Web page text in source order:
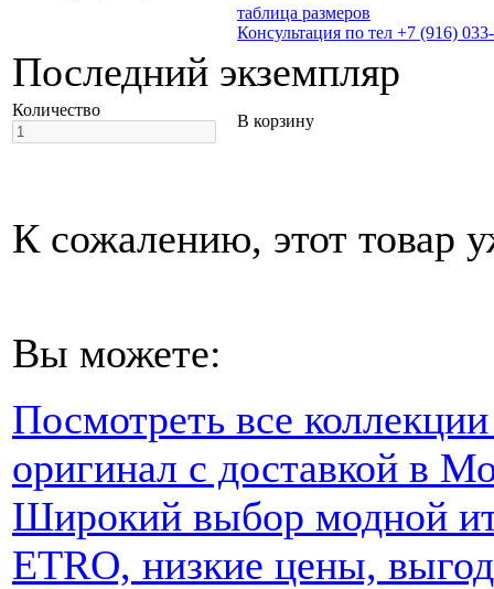
таблица размеров
Консультация по тел +7 (916)
Последний экземпляр
Количество
В корзину
К сожалению, этот товар
Вы можете:
Посмотреть все
оригинал с доставкой в
Широкий выбор модной
ETRO, низкие цены,